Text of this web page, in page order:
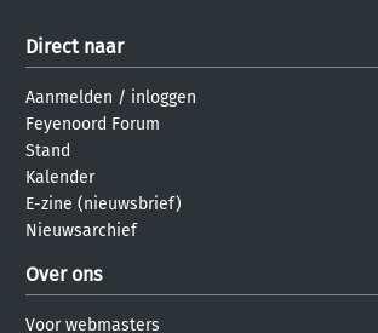
Direct naar
Aanmelden / inloggen
Feyenoord Forum
Stand
Kalender
E-zine (nieuwsbrief)
Nieuwsarchief
Over ons
Voor webmasters